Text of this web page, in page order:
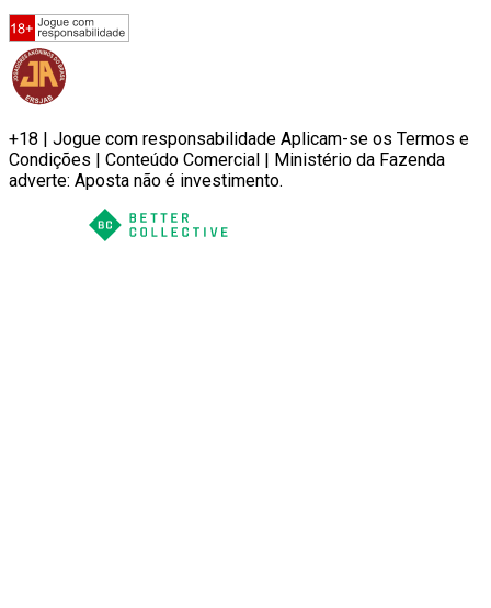
+18 | Jogue com responsabilidade Aplicam-se os Termos e
Condições | Conteúdo Comercial | Ministério da Fazenda
adverte: Aposta não é investimento.